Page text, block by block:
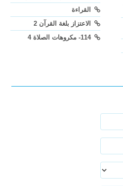
القراءة
الاعتزاز بلغة القرآن 2
114- مكروهات الصلاة 4